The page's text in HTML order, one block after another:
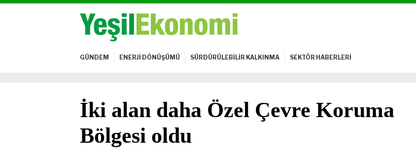
GÜNDEM ENERJİ DÖNÜŞÜMÜ SÜRDÜRÜLEBİLİR KALKINMA SEKTÖR HABERLERİ
İki alan daha Özel Çevre Koruma
Bölgesi oldu